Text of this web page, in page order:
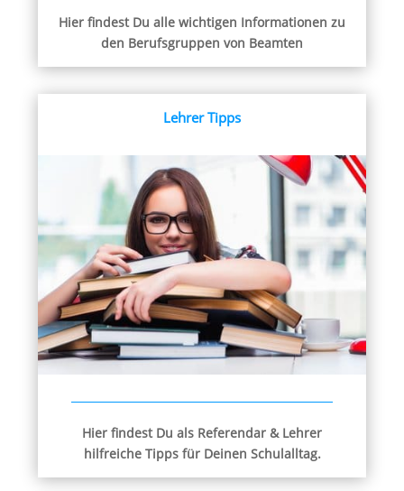
Hier findest Du alle wichtigen Informationen zu
den Berufsgruppen von Beamten
Lehrer Tipps
Hier findest Du als Referendar & Lehrer
hilfreiche Tipps für Deinen Schulalltag.